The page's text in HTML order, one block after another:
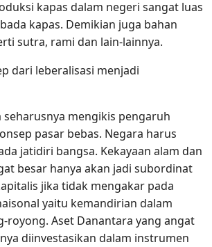
kapas dalam negeri sangat luas
kapas. Demikian juga bahan
sutra, rami dan lain-lainnya.
dari leberalisasi menjadi
seharusnya mengikis pengaruh
pasar bebas. Negara harus
jatidiri bangsa. Kekayaan alam dan
besar hanya akan jadi subordinat
jika tidak mengakar pada
yaitu kemandirian dalam
royong. Aset Danantara yang angat
diinvestasikan dalam instrumen